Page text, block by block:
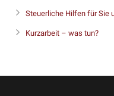
Steuerliche Hilfen für Sie
Kurzarbeit – was tun?